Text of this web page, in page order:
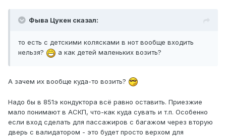
Фыва Цукен сказал:
то есть с детскими колясками в нот вообще входить
нельзя?
а как детей маленьких возить?
А зачем их вообще куда-то возить?
Надо бы в 851э кондуктора всё равно оставить. Приезжие
мало понимают в АСКП, что-как куда сувать и т.п. Особенно
если вход сделать для пассажиров с багажом через вторую
дверь с валидатором - это будет просто верхом для